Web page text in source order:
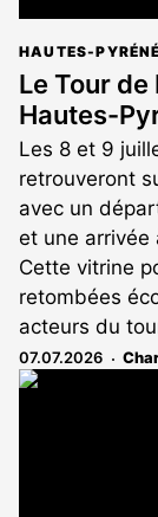
HAUTES-
Le Tour
Hautes-
Les 8 et 9
retrouveront
avec un
et une arrivée
Cette vitrine
retombées
acteurs du
07.07.2026